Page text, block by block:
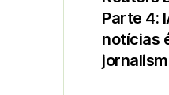
Parte 4:
notícias